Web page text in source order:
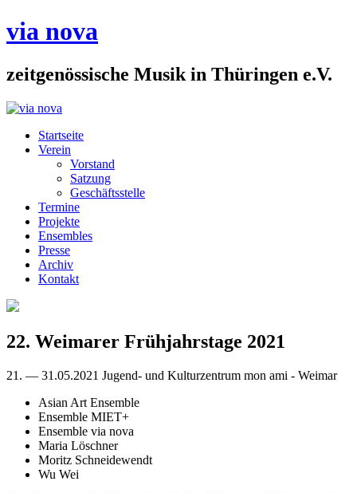
via nova
zeitgenössische Musik in Thüringen e.V.
Startseite
Verein
Vorstand
Satzung
Geschäftsstelle
Termine
Projekte
Ensembles
Presse
Archiv
Kontakt
22. Weimarer Frühjahrstage 2021
21. — 31.05.2021 Jugend- und Kulturzentrum mon ami - Weimar
Asian Art Ensemble
Ensemble MIET+
Ensemble via nova
Maria Löschner
Moritz Schneidewendt
Wu Wei